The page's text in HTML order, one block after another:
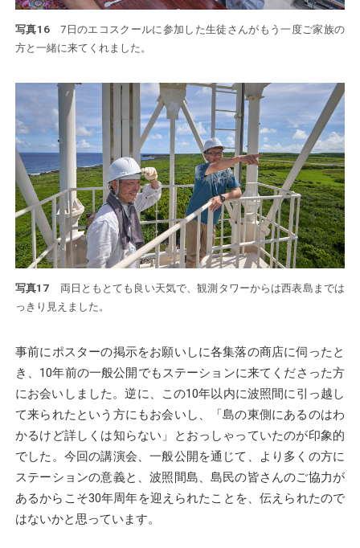
写真167日のエコスクールに参加した生徒さんがもう一度ご家族の
方と一緒に来てくれました。
写真17 両日ともとても良い天気で、観測タワーからは西表島までは
っきり見えました。
事前にポスターの掲示をお願いしに各集落の商店に伺ったと
き、10年前の一般公開でもステーションに来てくださった方
にお会いしました。逆に、この10年以内に波照間に引っ越し
て来られたという方にもお会いし、「島の東側にあるのはわ
かるけど詳しくは知らない」とおっしゃっていたのが印象的
でした。今回の講演会、一般公開を通じて、より多くの方に
ステーションの意義と、波照間島、島民の皆さんのご協力が
あるからこそ30年周年を迎えられたことを、伝えられたので
はないかと思っています。